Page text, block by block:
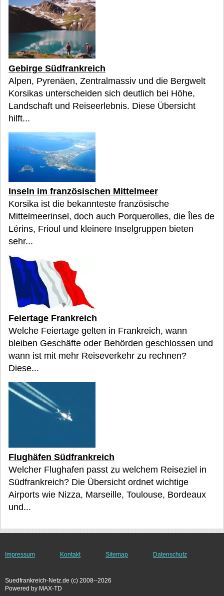
Gebirge Südfrankreich
Alpen, Pyrenäen, Zentralmassiv und die Bergwelt
Korsikas unterscheiden sich deutlich bei Höhe,
Landschaft und Reiseerlebnis. Diese Übersicht
hilft...
Inseln im französischen Mittelmeer
Korsika ist die bekannteste französische
Mittelmeerinsel, doch auch Porquerolles, die Îles de
Lérins, Frioul und kleinere Inselgruppen bieten
sehr...
Feiertage Frankreich
Welche Feiertage gelten in Frankreich, wann
bleiben Geschäfte oder Behörden geschlossen und
wann ist mit mehr Reiseverkehr zu rechnen?
Diese...
Flughäfen Südfrankreich
Welcher Flughafen passt zu welchem Reiseziel in
Südfrankreich? Die Übersicht ordnet wichtige
Airports wie Nizza, Marseille, Toulouse, Bordeaux
und...
Impressum Kontakt Sitemap Datenschutz
Suedfrankreich-Netz.de (c) 2008--2026
Powered by MAX-TD